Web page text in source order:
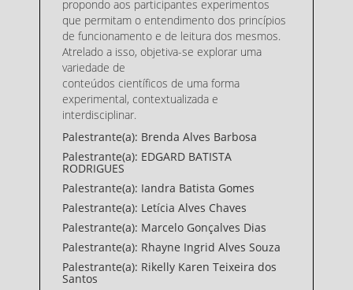
propondo aos participantes experimentos
que permitam o entendimento dos princípios
de funcionamento e de leitura dos mesmos.
Atrelado a isso, objetiva-se explorar uma
variedade de
conteúdos científicos de uma forma
experimental, contextualizada e
interdisciplinar.
Palestrante(a): Brenda Alves Barbosa
Palestrante(a): EDGARD BATISTA
RODRIGUES
Palestrante(a): Iandra Batista Gomes
Palestrante(a): Letícia Alves Chaves
Palestrante(a): Marcelo Gonçalves Dias
Palestrante(a): Rhayne Ingrid Alves Souza
Palestrante(a): Rikelly Karen Teixeira dos
Santos